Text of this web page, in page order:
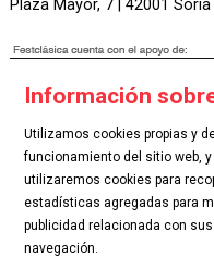
Plaza Mayor, 7 | 42001 Soria
.
Sitemap | Aviso Legal |
Información
Utilizamos cookies propias y
funcionamiento del sitio web,
utilizaremos cookies para
estadísticas agregadas para
publicidad relacionada con
navegación.